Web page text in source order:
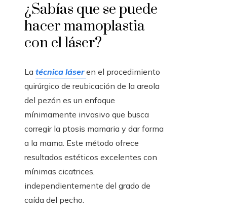
¿Sabías que se puede
hacer mamoplastia
con el láser?
La técnica láseren el procedimiento
quirúrgico de reubicación de la areola
del pezón es un enfoque
mínimamente invasivo que busca
corregir la ptosis mamaria y dar forma
a la mama. Este método ofrece
resultados estéticos excelentes con
mínimas cicatrices,
independientemente del grado de
caída del pecho.